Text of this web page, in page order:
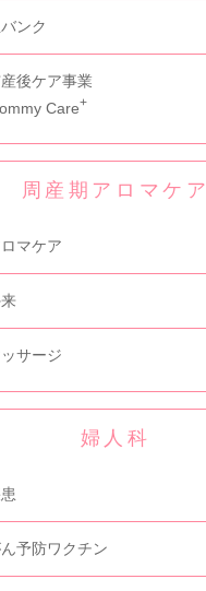
ンク
後ケア事業
Care+
周産期 アロマケア
マケア
サージ
婦人科
予防ワクチン